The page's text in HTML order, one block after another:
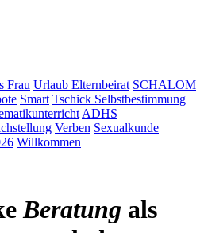
Frau Urlaub Elternbeirat SCHALOM
Smart Tschick Selbstbestimmung
ADHS
Verben Sexualkunde
Willkommen
Beratung als